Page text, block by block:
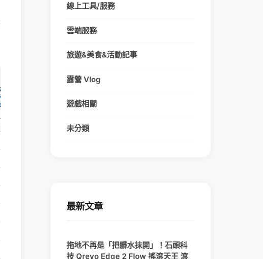
線上工具/服務
雲端服務
旅遊&美食&活動記事
露營 Vlog
遊戲相關
未分類
最新文章
拖地不再是「把髒水抹開」！石頭科
技 Qrevo Edge 2 Flow 搖滾天王 滾